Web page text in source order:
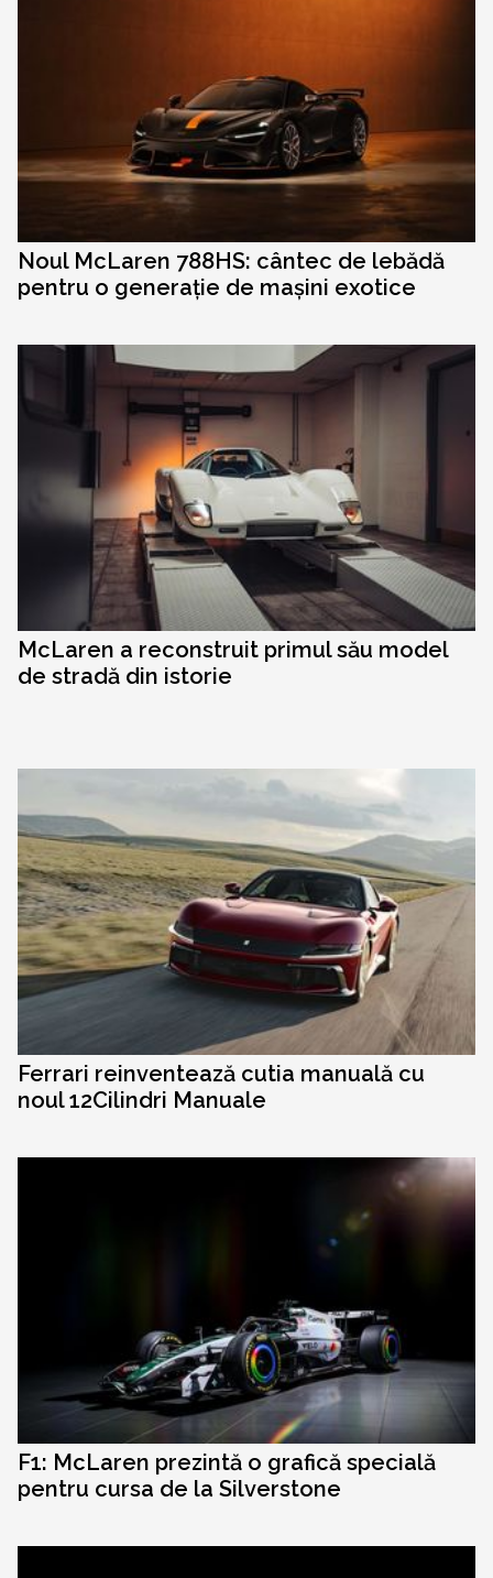
Noul McLaren 788HS: cântec de lebădă
pentru o generație de mașini exotice
McLaren a reconstruit primul său model
de stradă din istorie
Ferrari reinventează cutia manuală cu
noul 12Cilindri Manuale
F1: McLaren prezintă o grafică specială
pentru cursa de la Silverstone